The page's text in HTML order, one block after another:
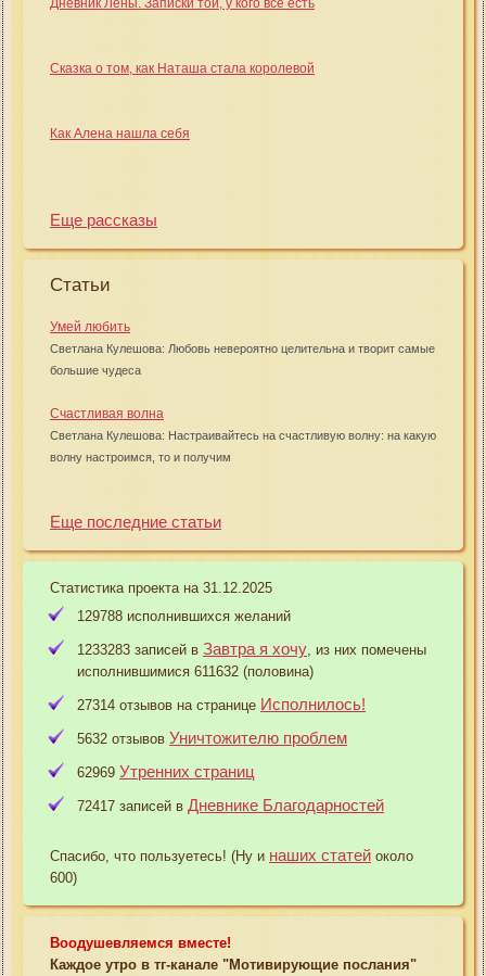
Сказка о том, как Наташа стала королевой
Как Алена нашла себя
Еще рассказы
Статьи
Умей любить
Светлана Кулешова: Любовь невероятно целительна и творит самые
большие чудеса
Счастливая волна
Светлана Кулешова: Настраивайтесь на счастливую волну: на какую
волну настроимся, то и получим
Еще последние статьи
Статистика проекта на 31.12.2025
129788 исполнившихся желаний
1233283 записей в Завтра я хочу , из них помечены
исполнившимися 611632 (половина)
27314 отзывов на странице Исполнилось!
5632 отзывов Уничтожителю проблем
62969 Утренних страниц
72417 записей в Дневнике Благодарностей
Спасибо, что пользуетесь! (Ну и наших статей около
600)
Воодушевляемся вместе!
Каждое утро в тг-канале "Мотивирующие послания"